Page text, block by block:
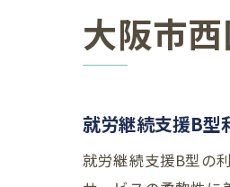
大阪市
就労継続支援B型
就労継続支援B型の